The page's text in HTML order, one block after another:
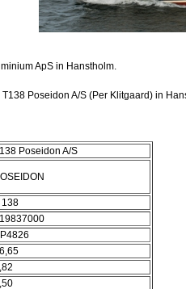
ApS in Hanstholm.
T138 Poseidon A/S (Per Klitgaard) in
Poseidon A/S
138